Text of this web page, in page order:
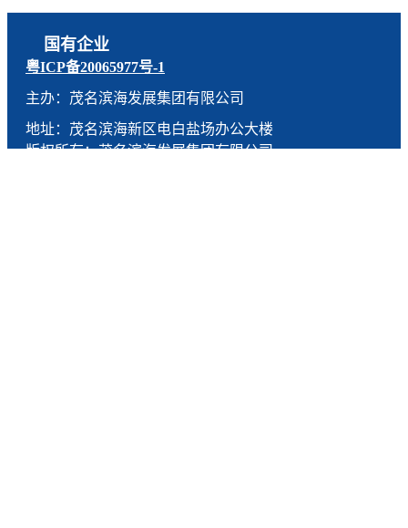
国有企业
粤ICP备20065977号-1
主办：茂名滨海发展集团有限公司
地址：茂名滨海新区电白盐场办公大楼
版权所有：茂名滨海发展集团有限公司